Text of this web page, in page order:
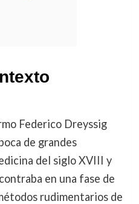
Federico Dreyssig
de grandes
del siglo XVIII y
en una fase de
rudimentarios de